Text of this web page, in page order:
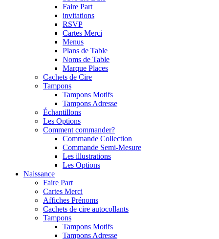
Faire Part
invitations
RSVP
Cartes Merci
Menus
Plans de Table
Noms de Table
Marque Places
Cachets de Cire
Tampons
Tampons Motifs
Tampons Adresse
Échantillons
Les Options
Comment commander?
Commande Collection
Commande Semi-Mesure
Les illustrations
Les Options
Naissance
Faire Part
Cartes Merci
Affiches Prénoms
Cachets de cire autocollants
Tampons
Tampons Motifs
Tampons Adresse